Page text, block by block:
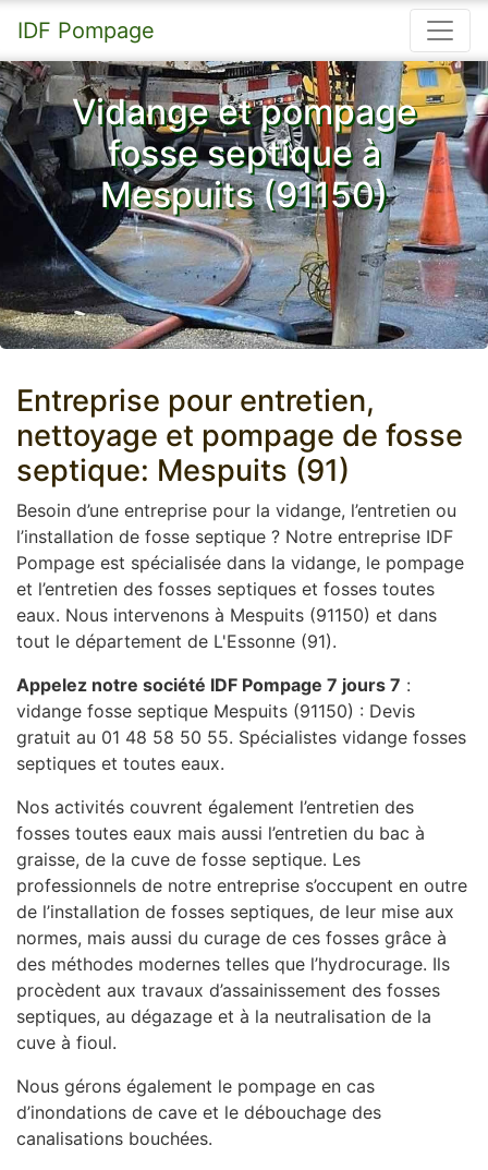
IDF Pompage
Vidange et pompage
fosse septique à
Mespuits (91150)
Entreprise pour entretien,
nettoyage et pompage de fosse
septique: Mespuits (91)
Besoin d’une entreprise pour la vidange, l’entretien ou
l’installation de fosse septique ? Notre entreprise IDF
Pompage est spécialisée dans la vidange, le pompage
et l’entretien des fosses septiques et fosses toutes
eaux. Nous intervenons à Mespuits (91150) et dans
tout le département de L'Essonne (91).
Appelez notre société IDF Pompage 7 jours 7 :
vidange fosse septique Mespuits (91150) : Devis
gratuit au 01 48 58 50 55. Spécialistes vidange fosses
septiques et toutes eaux.
Nos activités couvrent également l’entretien des
fosses toutes eaux mais aussi l’entretien du bac à
graisse, de la cuve de fosse septique. Les
professionnels de notre entreprise s’occupent en outre
de l’installation de fosses septiques, de leur mise aux
normes, mais aussi du curage de ces fosses grâce à
des méthodes modernes telles que l’hydrocurage. Ils
procèdent aux travaux d’assainissement des fosses
septiques, au dégazage et à la neutralisation de la
cuve à fioul.
Nous gérons également le pompage en cas
d’inondations de cave et le débouchage des
canalisations bouchées.